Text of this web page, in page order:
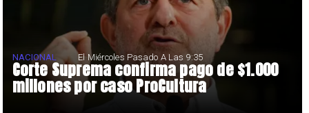
Corte Suprema confirma pago de $1.000
millones por caso ProCultura
NACIONAL El Miércoles Pasado A Las 9:35